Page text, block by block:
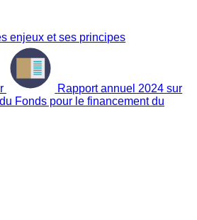
enjeux et ses principes
Rapport annuel 2024 sur
Fonds pour le financement du